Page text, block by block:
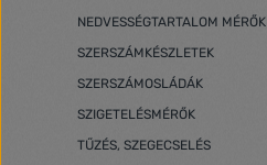
NEDVESSÉGTARTALOM MÉRŐK
SZERSZÁMKÉSZLETEK
SZERSZÁMOSLÁDÁK
SZIGETELÉSMÉRŐK
TŰZÉS, SZEGECSELÉS